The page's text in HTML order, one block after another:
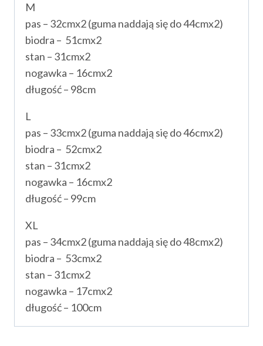
M
pas – 32cmx2 (guma naddają się do 44cmx2)
biodra – 51cmx2
stan – 31cmx2
nogawka – 16cmx2
długość – 98cm
L
pas – 33cmx2 (guma naddają się do 46cmx2)
biodra – 52cmx2
stan – 31cmx2
nogawka – 16cmx2
długość – 99cm
XL
pas – 34cmx2 (guma naddają się do 48cmx2)
biodra – 53cmx2
stan – 31cmx2
nogawka – 17cmx2
długość – 100cm